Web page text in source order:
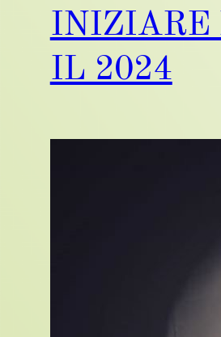
INIZIARE
IL 2024